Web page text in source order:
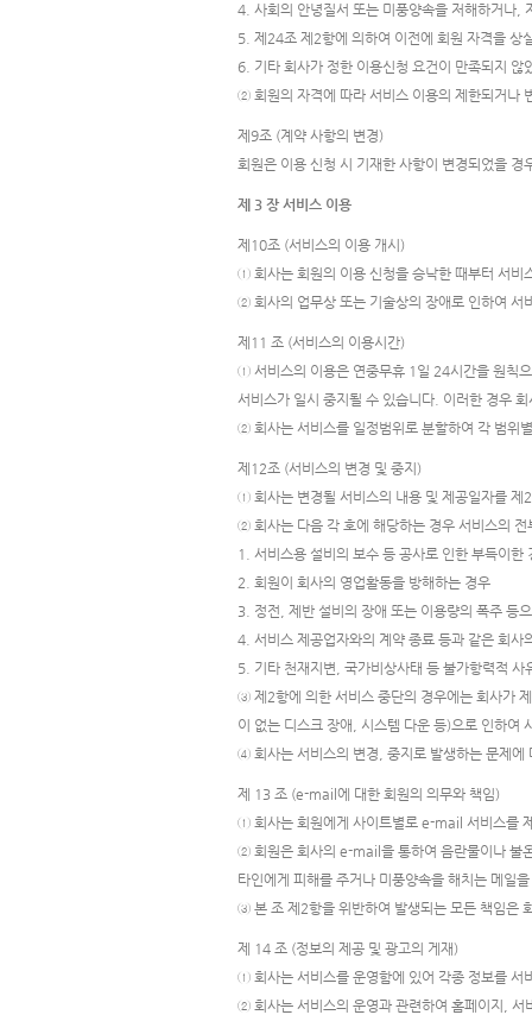
4. 사회의 안녕질서 또는 미풍양속을 저해하거나,
5. 제24조 제2항에 의하여 이전에 회원 자격을 상
6. 기타 회사가 정한 이용신청 요건이 만족되지 않
② 회원의 자격에 따라 서비스 이용의 제한되거나
제9조 (계약 사항의 변경)
회원은 이용 신청 시 기재한 사항이 변경되었을
제 3 장 서비스 이용
제10조 (서비스의 이용 개시)
① 회사는 회원의 이용 신청을 승낙한 때부터 서비
② 회사의 업무상 또는 기술상의 장애로 인하여 서
제11 조 (서비스의 이용시간)
① 서비스의 이용은 연중무휴 1일 24시간을 원칙
서비스가 일시 중지될 수 있습니다. 이러한 경우
② 회사는 서비스를 일정범위로 분할하여 각 범위
제12조 (서비스의 변경 및 중지)
① 회사는 변경될 서비스의 내용 및 제공일자를 제
② 회사는 다음 각 호에 해당하는 경우 서비스의
1. 서비스용 설비의 보수 등 공사로 인한 부득이한
2. 회원이 회사의 영업활동을 방해하는 경우
3. 정전, 제반 설비의 장애 또는 이용량의 폭주 등
4. 서비스 제공업자와의 계약 종료 등과 같은 회사
5. 기타 천재지변, 국가비상사태 등 불가항력적 사
③ 제2항에 의한 서비스 중단의 경우에는 회사가
이 없는 디스크 장애, 시스템 다운 등)으로 인하여
④ 회사는 서비스의 변경, 중지로 발생하는 문제에
제 13 조 (e-mail에 대한 회원의 의무와 책임)
① 회사는 회원에게 사이트별로 e-mail 서비스를
② 회원은 회사의 e-mail을 통하여 음란물이나 불
타인에게 피해를 주거나 미풍양속을 해치는 메일
③ 본 조 제2항을 위반하여 발생되는 모든 책임은
제 14 조 (정보의 제공 및 광고의 게재)
① 회사는 서비스를 운영함에 있어 각종 정보를 서
② 회사는 서비스의 운영과 관련하여 홈페이지,